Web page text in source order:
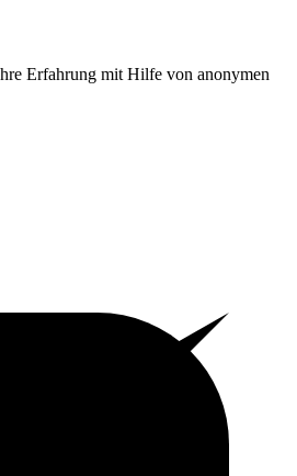
Erfahrung mit Hilfe von anonymen